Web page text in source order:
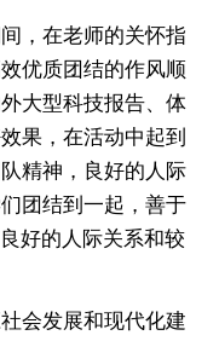
，在老师的关怀指
优质团结的作风顺
大型科技报告、体
果，在活动中起到
精神，良好的人际
团结到一起，善于
好的人际关系和较
会发展和现代化建